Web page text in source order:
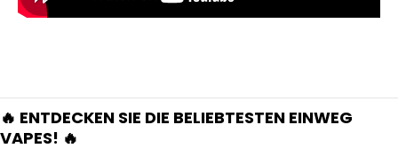
🔥 ENTDECKEN SIE DIE BELIEBTESTEN EINWEG
VAPES! 🔥